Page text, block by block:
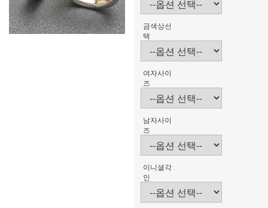
금색상선
택
여자사이
즈
남자사이
즈
이니셜각
인